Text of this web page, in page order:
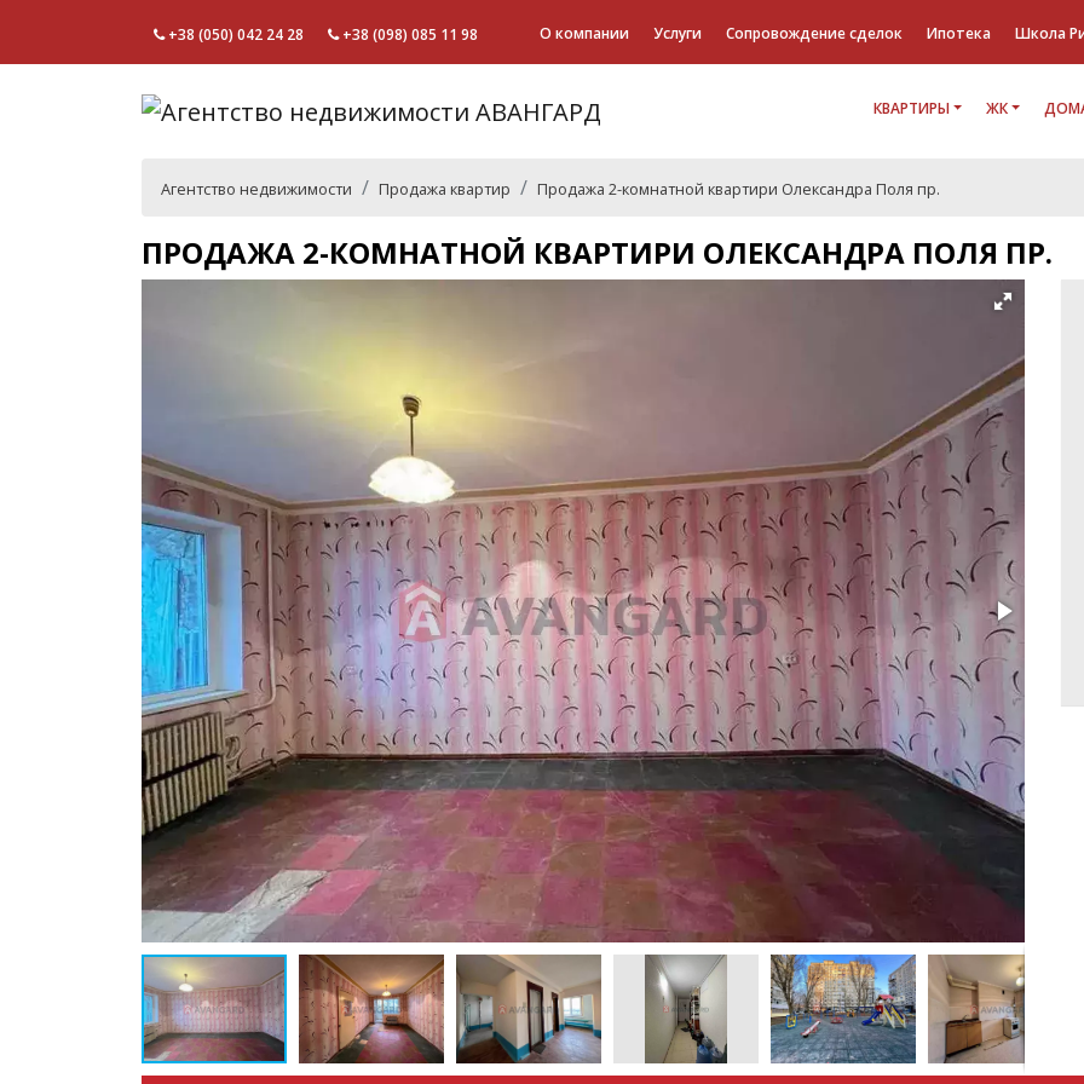
+38 (050) 042 24 28 +38 (098) 085 11 98 О компании Услуги Сопровождение сделок Ипотека Школа
КВАРТИРЫ ЖК
Агентство недвижимости Продажа квартир Продажа 2-комнатной квартири Олександра Поля пр.
ПРОДАЖА 2-КОМНАТНОЙ КВАРТИРИ ОЛЕКСАНДРА ПОЛЯ ПР.